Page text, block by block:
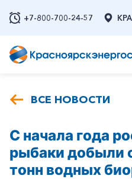
+7-800-700-24-57
ВСЕ НОВОСТИ
С начала года
рыбаки добыли
тонн водных